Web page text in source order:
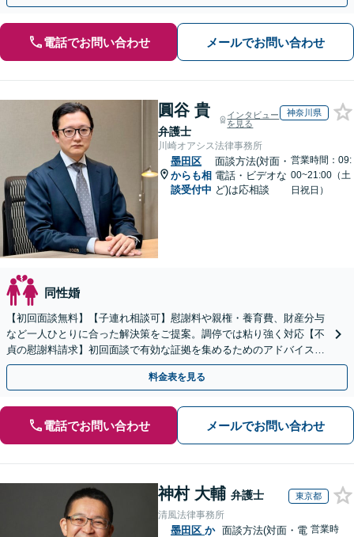
電話でお問い合わせ メールでお問い合わせ
圓谷 貴
弁護士
インタビュー
を見る
神奈川県
川崎オアシス法律事務所
墨田区
からも相
談受付中
面談方法(対面・
電話・ビデオな
ど)は応相談
営業時間：09:
00~21:00（土
日祝日）
同性婚
【初回面談無料】【子連れ相談可】慰謝料や親権・養育費、財産分与
など一人ひとりに合った解決策をご提案。調停では粘り強く対応【不
貞の慰謝料請求】初回面談で有効な証拠を集めるためのアドバイスを
します。お気軽にご相談ください
料金表を見る
電話でお問い合わせ メールでお問い合わせ
神村 大輔 弁護士 東京都
清風法律事務所
墨田区 か 面談方法(対面・電 営業時